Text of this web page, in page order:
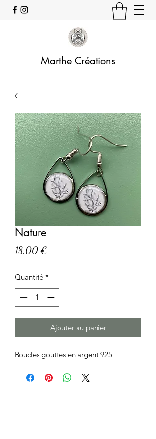
Marthe Créations
Nature
18,00 €
Quantité *
Ajouter au panier
Boucles gouttes en argent 925